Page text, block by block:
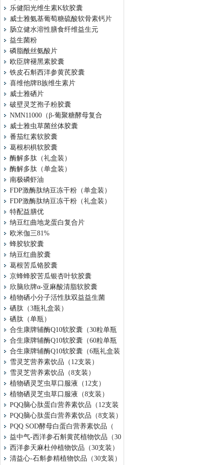
乐健阳光维生素K软胶囊
威士雅氨基葡萄糖硫酸软骨素钙片
肠立健水溶性膳食纤维益生元
益生菌粉
磷脂酰丝氨酸片
欧臣牌褪黑素胶囊
铁皮石斛西洋参黄芪胶囊
喜维他牌B族维生素片
威士雅硒片
破壁灵芝孢子粉胶囊
NMN11000（β-葡聚糖酵母复合
威士雅虫草菌丝体胶囊
番茄红素软胶囊
葛根枳椇软胶囊
酶解多肽（礼盒装）
酶解多肽（单盒装）
南极磷虾油
FDP激酶肽纳豆冻干粉（单盒装）
FDP激酶肽纳豆冻干粉（礼盒装）
特配益膳优
纳豆红曲地龙蛋白复合片
欧米伽三81%
蜂胶软胶囊
纳豆红曲胶囊
葛根苦瓜铬胶囊
京蜂蜂胶苦瓜银杏叶软胶囊
欣脑欣牌α-亚麻酸清脂软胶囊
植物硒小分子活性肽双益益生菌
硒肽（3瓶礼盒装）
硒肽（单瓶）
合生康牌辅酶Q10软胶囊（30粒单瓶
合生康牌辅酶Q10软胶囊（60粒单瓶
合生康牌辅酶Q10软胶囊（6瓶礼盒装
雪灵芝营养素饮品（12支装）
雪灵芝营养素饮品（8支装）
植物硒灵芝虫草口服液（12支）
植物硒灵芝虫草口服液（8支装）
PQQ脑心肽蛋白营养素饮品（12支装
PQQ脑心肽蛋白营养素饮品（8支装）
PQQ SOD酵母白蛋白营养素饮品（
益中气-西洋参石斛黄芪植物饮品（30
西洋参天麻杜仲植物饮品（30支装）
清益心-石斛参精植物饮品（30支装）